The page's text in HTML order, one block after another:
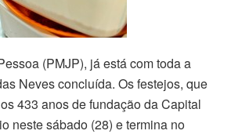
(PMJP), já está com toda a
Neves concluída. Os festejos, que
433 anos de fundação da Capital
neste sábado (28) e termina no